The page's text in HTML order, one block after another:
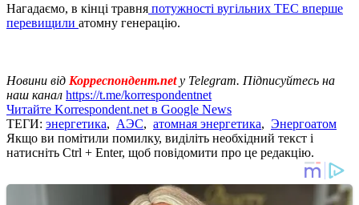
Нагадаємо, в кінці травня потужності вугільних ТЕС вперше
перевищили атомну генерацію.
Новини від Корреспондент.net у Telegram. Підписуйтесь на
наш канал https://t.me/korrespondentnet
Читайте Korrespondent.net в Google News
ТЕГИ: энергетика, АЭС, атомная энергетика, Энергоатом
Якщо ви помітили помилку, виділіть необхідний текст і
натисніть Ctrl + Enter, щоб повідомити про це редакцію.